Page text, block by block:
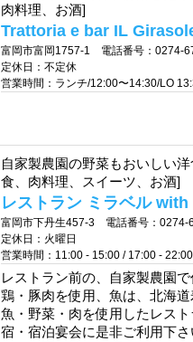
肉料理、お酒]
Trattoria e bar IL
富岡市富岡1757-1 電話番号：0274-
定休日：不定休
営業時間：ランチ/12:00〜14:30/LO
自家製農園の野菜もおいしい
食、肉料理、スイーツ、お酒]
レストラン ミラベル
富岡市下丹生457-3 電話番号：0274-
定休日：火曜日
営業時間：11:00 - 15:00 / 17:00 -
レストラン前の、自家製農園
鶏・豚肉を使用、魚は、北海
魚・野菜・肉を使用したレス
宿・宿泊宴会に是非ご利用下